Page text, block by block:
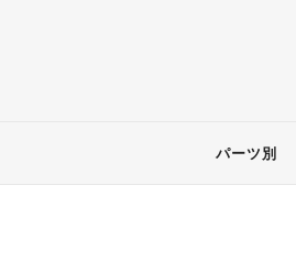
パーツ別